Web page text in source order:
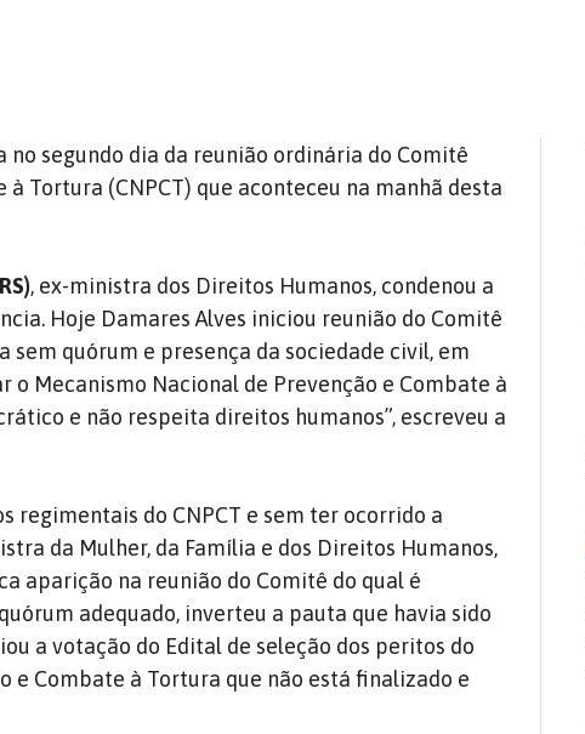
segundo dia da reunião ordinária do Comitê
Tortura (CNPCT) que aconteceu na manhã desta
, ex-ministra dos Direitos Humanos, condenou a
Hoje Damares Alves iniciou reunião do Comitê
sem quórum e presença da sociedade civil, em
Mecanismo Nacional de Prevenção e Combate à
e não respeita direitos humanos”, escreveu a
regimentais do CNPCT e sem ter ocorrido a
da Mulher, da Família e dos Direitos Humanos,
aparição na reunião do Comitê do qual é
adequado, inverteu a pauta que havia sido
a votação do Edital de seleção dos peritos do
e Combate à Tortura que não está finalizado e